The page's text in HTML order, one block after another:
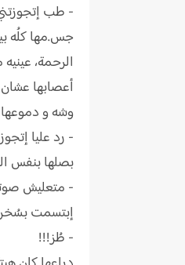
- طب
جس.مها كلُه
الرحمة،
أعصابها
وشه و
- رد عليا
بصلها بنفس
- متعليش
إبتسمت
- طُز!!!